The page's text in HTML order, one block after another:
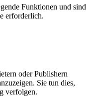
Funktionen und sind
erforderlich.
oder Publishern
Sie tun dies,
verfolgen.